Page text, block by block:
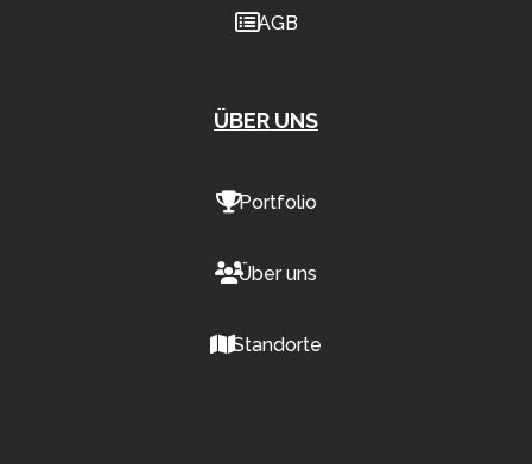
AGB
ÜBER UNS
Portfolio
Über uns
Standorte